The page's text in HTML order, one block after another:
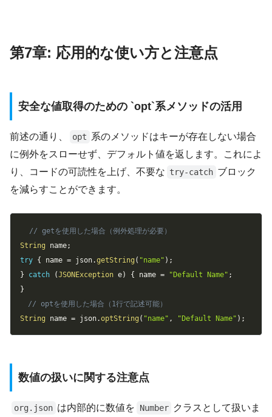
第7章: 応用的な使い方と注意点
安全な値取得のための `opt`系メソッドの活用
前述の通り、 opt 系のメソッドはキーが存在しない場合
に例外をスローせず、デフォルト値を返します。これによ
り、コードの可読性を上げ、不要な try-catch ブロック
を減らすことができます。
// getを使用した場合（例外処理が必要）
String name;
try { name = json.getString ( "name" ) ;
}
catch (JSONException e) { name = "Default Name" ;
}
// optを使用した場合（1行で記述可能）
String name = json.optString ( "name" , "Default Name" ) ;
数値の扱いに関する注意点
org.json は内部的に数値を Number クラスとして扱いま